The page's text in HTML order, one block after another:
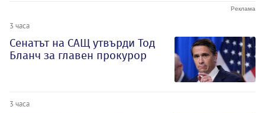
3 часа
Сенатът на САЩ утвърди Тод
Бланч за главен прокурор
3 часа